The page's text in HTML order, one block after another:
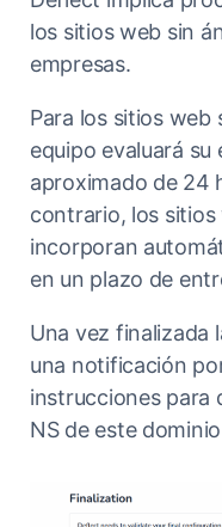
los sitios web sin
empresas.
Para los sitios web
equipo evaluará su
aproximado de 24
contrario, los sitios
incorporan
en un plazo de
Una vez finalizada
una notificación
instrucciones para
NS de este